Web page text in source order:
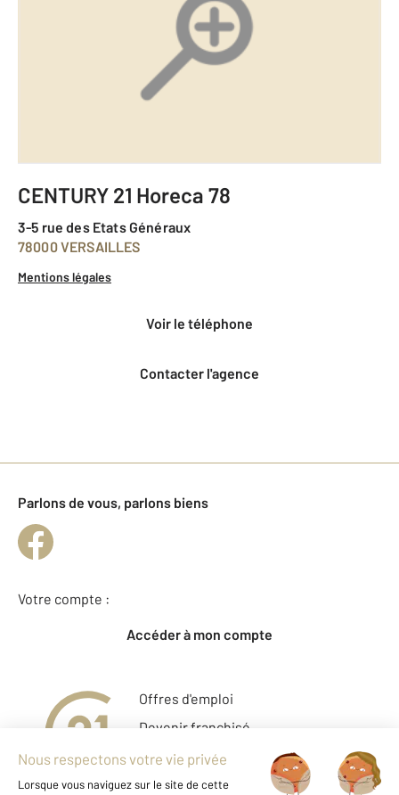
CENTURY 21 Horeca 78
3-5 rue des Etats Généraux
78000 VERSAILLES
Mentions légales
voir le téléphone
Contacter l'agence
Parlons de vous, parlons biens
Votre compte :
Accéder à mon compte
Offres d'emploi
Devenir franchisé
Entreprise et commerce
Fine Homes & Estates